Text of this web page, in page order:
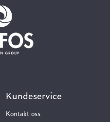
Kundeservice
Kontakt oss